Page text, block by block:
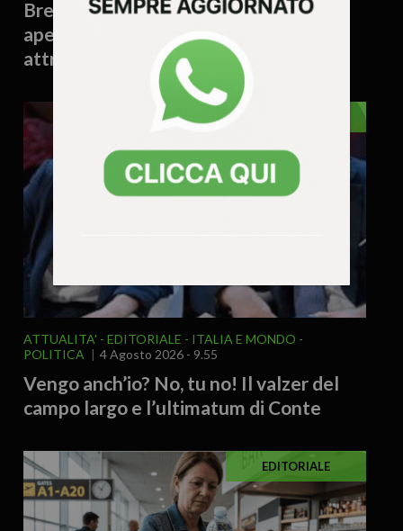
Brendola cerca nuovi “nonni vigili”:
aperto il bando per sorvegliare gli
attraversamenti davanti alle scuole
ATTUALITA' EDITORIALE
ITALIA E MONDO
POLITICA
4 Agosto 2026 - 9.55
Vengo anch’io? No, tu no! Il valzer del
campo largo e l’ultimatum di Conte
EDITORIALE